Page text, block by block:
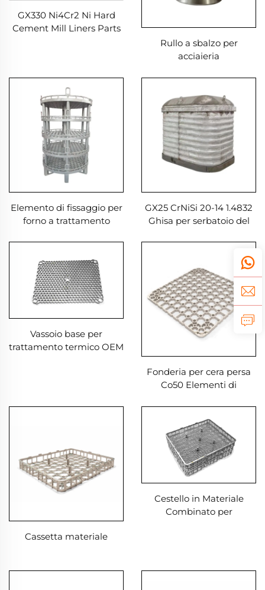
GX330 Ni4Cr2 Ni Hard
Cement Mill Liners Parts
Rullo a sbalzo per
acciaieria
Elemento di fissaggio per
forno a trattamento
GX25 CrNiSi 20-14 1.4832
Ghisa per serbatoio del
Vassoio base per
trattamento termico OEM
Fonderia per cera persa
Co50 Elementi di
Cassetta materiale
Cestello in Materiale
Combinato per